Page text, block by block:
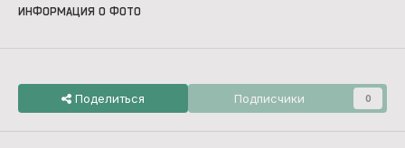
ИНФОРМАЦИЯ О ФОТО
Поделиться Подписчики 0